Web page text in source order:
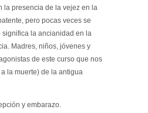
la presencia de la vejez en la
pero pocas veces se
la ancianidad en la
Madres, niños, jóvenes y
de este curso que nos
la muerte) de la antigua
y embarazo.